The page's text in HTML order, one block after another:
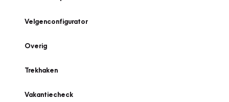
Velgenconfigurator
Overig
Trekhaken
Vakantiecheck